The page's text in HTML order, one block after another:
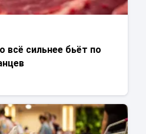
всё сильнее бьёт по